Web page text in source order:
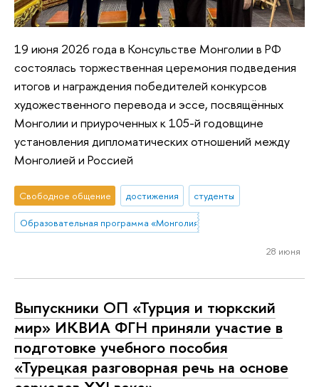
19 июня 2026 года в Консульстве Монголии в РФ
состоялась торжественная церемония подведения
итогов и награждения победителей конкурсов
художественного перевода и эссе, посвящённых
Монголии и приуроченных к 105-й годовщине
установления дипломатических отношений между
Монголией и Россией
Свободное общение достижения студенты
Образовательная программа «Монголия и Тибет»
28 июня
Выпускники ОП «Турция и тюркский
мир» ИКВИА ФГН приняли участие в
подготовке учебного пособия
«Турецкая разговорная речь на основе